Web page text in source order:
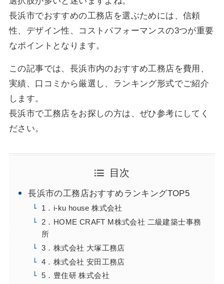
長浜市でおすすめの工務店を選ぶためには、信頼
性、デザイン性、コストパフォーマンスの3つが重要
なポイントとなります。
この記事では、長浜市内のおすすめ工務店を費用、
実績、口コミから厳選し、ランキング形式でご紹介
します。
長浜市で工務店をお探しの方は、ぜひ参考にしてく
ださい。
目次
長浜市の工務店おすすめランキングTOP5
1．i-ku house 株式会社
2．HOME CRAFT M株式会社 二級建築士事務
所
3．株式会社 大塚工務店
4．株式会社 安田工務店
5．豊住研 株式会社